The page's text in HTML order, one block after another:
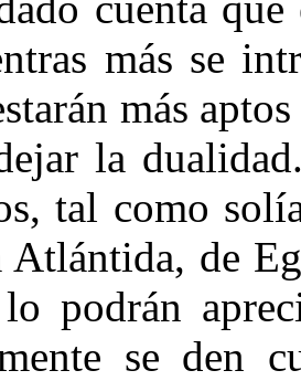
más se
más
la
tal como
Atlántida, de
podrán
se den